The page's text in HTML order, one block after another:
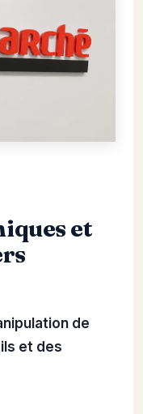
et
de
et des